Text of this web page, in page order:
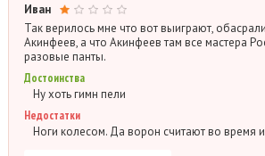
Иван
Так верилось мне что вот выиграют,
Акинфеев, а что Акинфеев там все мастера
разовые панты.
Достоинства
Ну хоть гимн пели
Недостатки
Ноги колесом. Да ворон считают во время